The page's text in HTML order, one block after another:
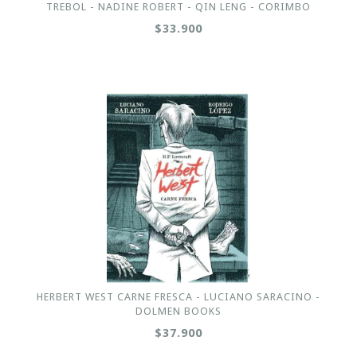
TREBOL - NADINE ROBERT - QIN LENG - CORIMBO
$33.900
HERBERT WEST CARNE FRESCA - LUCIANO SARACINO -
DOLMEN BOOKS
$37.900